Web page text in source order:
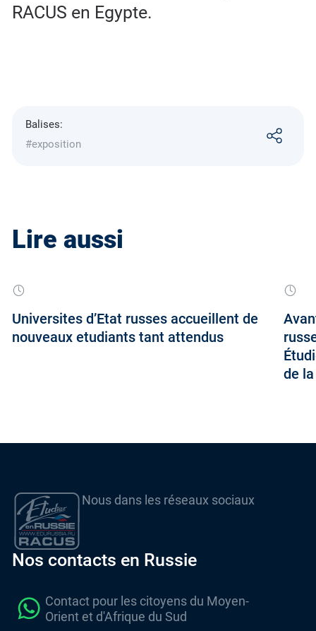
RACUS en Egypte.
Balises:
#exposition
Lire aussi
Universites d’Etat russes accueillent de
nouveaux etudiants tant attendus
de
Nous dans les réseaux sociaux
Nos contacts en Russie
Contact pour les citoyens du Moyen-
Orient et d'Afrique du Sud